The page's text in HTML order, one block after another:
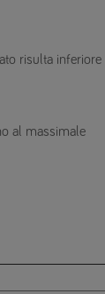
risulta inferiore
al massimale